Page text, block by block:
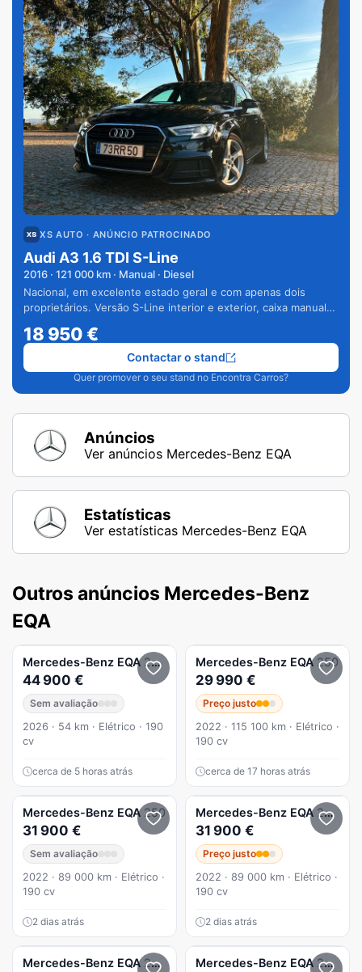
XS AUTO · ANÚNCIO PATROCINADO
Audi A3 1.6 TDI S-Line
2016 · 121 000 km · Manual · Diesel
Nacional, em excelente estado geral e com apenas dois
proprietários. Versão S-Line interior e exterior, caixa manual
18 950€
Quer promover o seu stand no Encontra Carros?
Contactar o stand
Anúncios
Ver anúncios Mercedes-Benz EQA
Estatísticas
Ver estatísticas Mercedes-Benz EQA
Outros anúncios Mercedes-Benz
EQA
Mercedes-Benz EQA 250+ Progressive
44 900 €
Sem avaliação
2026 · 54 km · Elétrico · 190
cv
cerca de 5 horas atrás
Mercedes-Benz EQA 250
29 990 €
Preço justo
2022 · 115 100 km · Elétrico ·
190 cv
cerca de 17 horas atrás
Mercedes-Benz EQA 250
31 900 €
Sem avaliação
2022 · 89 000 km · Elétrico ·
190 cv
2 dias atrás
Mercedes-Benz EQA 250+
31 900 €
Preço justo
2022 · 89 000 km · Elétrico ·
190 cv
2 dias atrás
Mercedes-Benz EQA 250+ Progressive Mercedes-Benz EQA 250+ Progressive